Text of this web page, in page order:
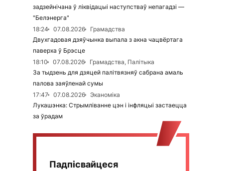
задзейнічана ў ліквідацыі наступстваў непагадзі —
"Белэнерга"
18:24
07.08.2026
Грамадства
Двухгадовая дзяўчынка выпала з акна чацвёртага
паверха ў Брэсце
18:10
07.08.2026
Грамадства, Палітыка
За тыдзень для дзяцей палітвязняў сабрана амаль
палова заяўленай сумы
17:47
07.08.2026
Эканоміка
Лукашэнка: Стрымліванне цэн і інфляцыі застаецца
за ўрадам
Падпісвайцеся